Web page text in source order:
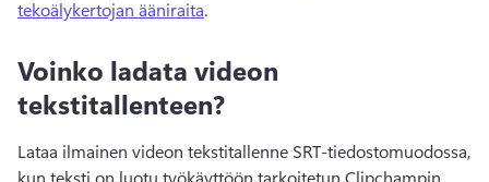
tekoälykertojan ääniraita.
Voinko ladata videon
tekstitallenteen?
Lataa ilmainen videon tekstitallenne SRT-tiedostomuodossa,
kun teksti on luotu työkäyttöön tarkoitetun Clipchampin